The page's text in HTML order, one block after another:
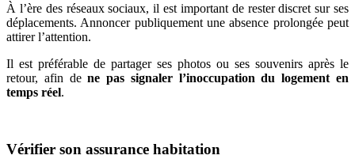
À l’ère des réseaux sociaux, il est important de rester discret sur ses
déplacements. Annoncer publiquement une absence prolongée peut
attirer l’attention.
Il est préférable de partager ses photos ou ses souvenirs après le
retour, afin dene pas signaler l’inoccupation du logement en
temps réel.
Vérifier son assurance habitation